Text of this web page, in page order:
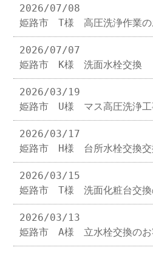
2026/07/08
姫路市 T様 高圧洗浄作業の
2026/07/07
姫路市 K様 洗面水栓交換
2026/03/19
姫路市 U様 マス高圧洗浄工
2026/03/17
姫路市 H様 台所水栓交換交
2026/03/15
姫路市 T様 洗面化粧台交換
2026/03/13
姫路市 A様 立水栓交換のお